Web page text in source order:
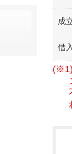
成
借
(※1)